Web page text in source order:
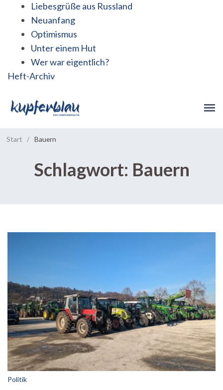
Liebesgrüße aus Russland
Neuanfang
Optimismus
Unter einem Hut
Wer war eigentlich?
Heft-Archiv
Start / Bauern
Schlagwort: Bauern
Politik